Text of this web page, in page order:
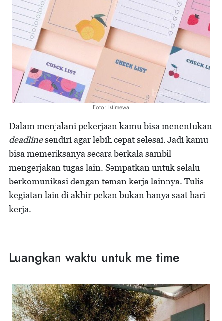
Foto: Istimewa
Dalam menjalani pekerjaan kamu bisa menentukan
deadlinesendiri agar lebih cepat selesai. Jadi kamu
bisa memeriksanya secara berkala sambil
mengerjakan tugas lain. Sempatkan untuk selalu
berkomunikasi dengan teman kerja lainnya. Tulis
kegiatan lain di akhir pekan bukan hanya saat hari
kerja.
Luangkan waktu untuk me time